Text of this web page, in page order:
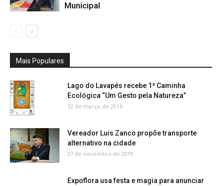
Municipal
Mais Populares
Lago do Lavapés recebe 1ª Caminha
Ecológica “Um Gesto pela Natureza”
12 de março de 2016
Vereador Luis Zanco propõe transporte
alternativo na cidade
27 de novembro de 2019
Expoflora usa festa e magia para anunciar